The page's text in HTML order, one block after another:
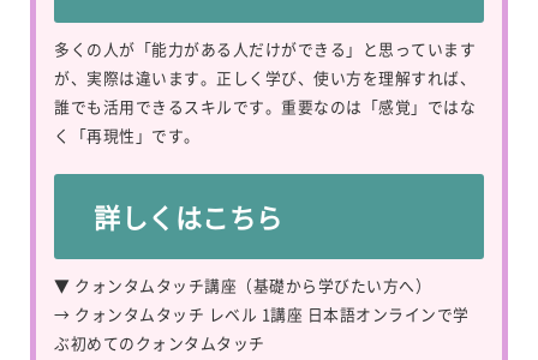
多くの人が「能力がある人だけができる」と思っています
が、実際は違います。正しく学び、使い方を理解すれば、
誰でも活用できるスキルです。重要なのは「感覚」ではな
く「再現性」です。
詳しくはこちら
▼ クォンタムタッチ講座（基礎から学びたい方へ）
→ クォンタムタッチ レベル 1講座 日本語オンラインで学
ぶ初めてのクォンタムタッチ